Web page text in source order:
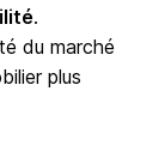
.
du marché
plus